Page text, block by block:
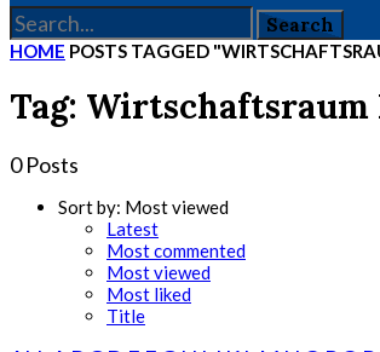
HOME POSTS TAGGED
Tag:
0 Posts
Sort by: Most viewed
Latest
Most commented
Most viewed
Most liked
Title